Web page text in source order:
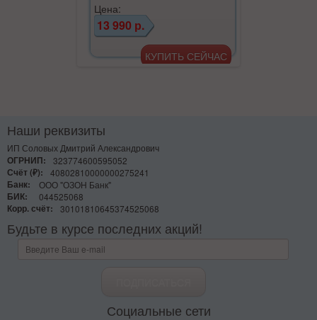
Цена:
13 990 р.
Наши реквизиты
ИП Соловых Дмитрий Александрович
ОГРНИП:
323774600595052
Счёт (₽):
40802810000000275241
Банк:
ООО "ОЗОН Банк"
БИК:
044525068
Корр. счёт:
30101810645374525068
Будьте в курсе последних акций!
Социальные сети